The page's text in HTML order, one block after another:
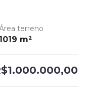
terreno
1019 m²